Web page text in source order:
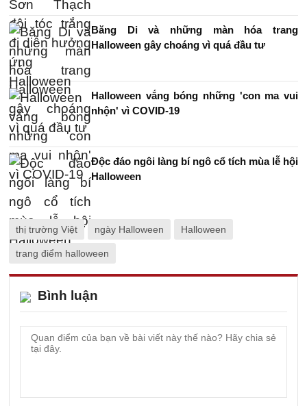
Băng Di và những màn hóa trang
Halloween gây choáng vì quá đầu tư
Halloween vắng bóng những 'con ma vui
nhộn' vì COVID-19
Độc đáo ngôi làng bí ngô cổ tích mùa lễ hội
Halloween
thị trường Việt ngày Halloween Halloween
trang điểm halloween
Bình luận